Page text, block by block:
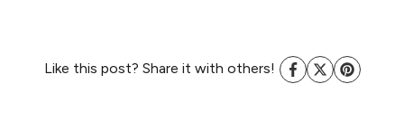
Like this post? Share it with others!